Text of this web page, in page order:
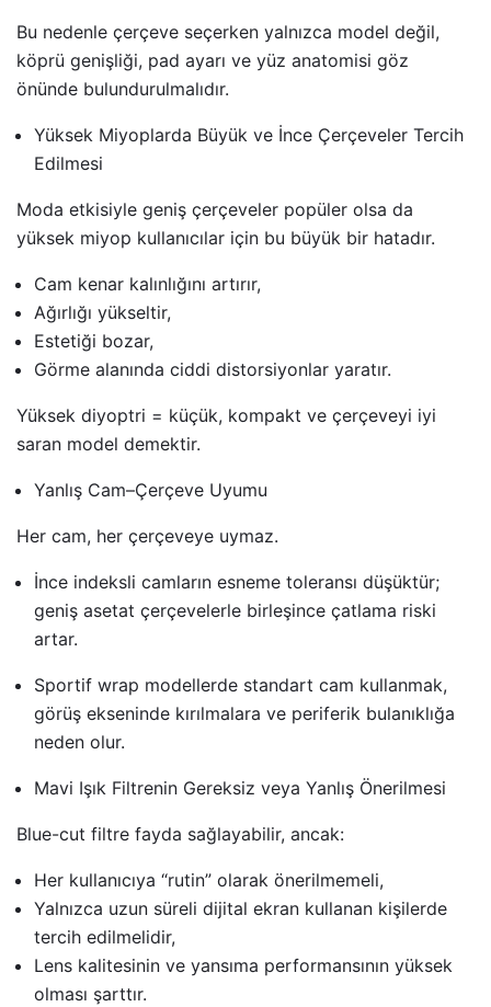
Bu nedenle çerçeve seçerken yalnızca model değil,
köprü genişliği, pad ayarı ve yüz anatomisi göz
önünde bulundurulmalıdır.
Yüksek Miyoplarda Büyük ve İnce Çerçeveler Tercih
Edilmesi
Moda etkisiyle geniş çerçeveler popüler olsa da
yüksek miyop kullanıcılar için bu büyük bir hatadır.
Cam kenar kalınlığını artırır,
Ağırlığı yükseltir,
Estetiği bozar,
Görme alanında ciddi distorsiyonlar yaratır.
Yüksek diyoptri = küçük, kompakt ve çerçeveyi iyi
saran model demektir.
Yanlış Cam–Çerçeve Uyumu
Her cam, her çerçeveye uymaz.
İnce indeksli camların esneme toleransı düşüktür;
geniş asetat çerçevelerle birleşince çatlama riski
artar.
Sportif wrap modellerde standart cam kullanmak,
görüş ekseninde kırılmalara ve periferik bulanıklığa
neden olur.
Mavi Işık Filtrenin Gereksiz veya Yanlış Önerilmesi
Blue-cut filtre fayda sağlayabilir, ancak:
Her kullanıcıya “rutin” olarak önerilmemeli,
Yalnızca uzun süreli dijital ekran kullanan kişilerde
tercih edilmelidir,
Lens kalitesinin ve yansıma performansının yüksek
olması şarttır.